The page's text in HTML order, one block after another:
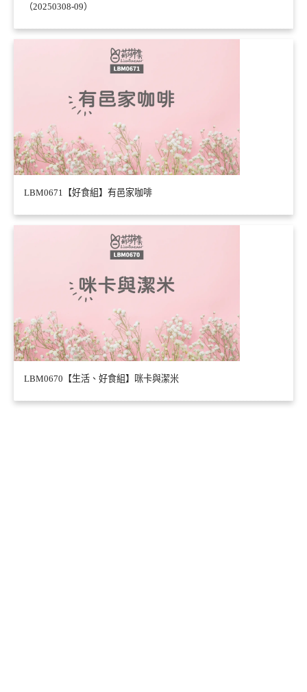
（20250308-09）
LBM0671【好食組】有邑家咖啡
LBM0670【生活、好食組】咪卡與潔米